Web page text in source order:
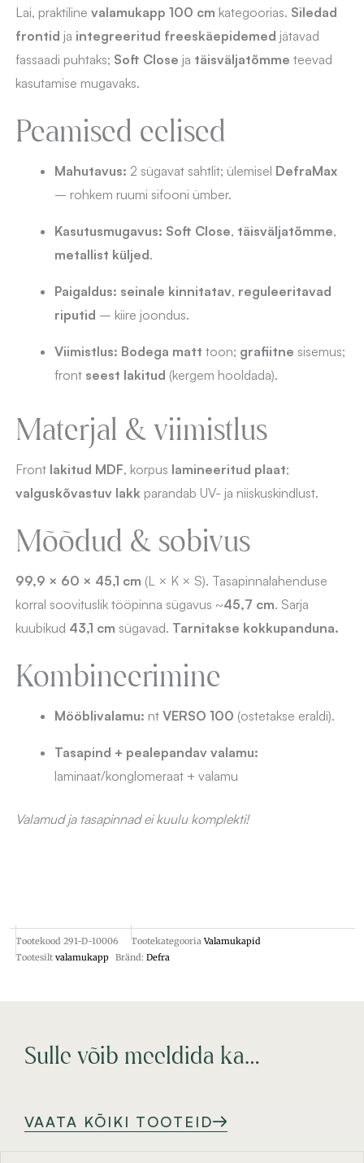
kinnitatav
(freesitud
käepidemetega)
kogus
Lai, praktiline valamukapp 100 cm kategoorias. Siledad
frontid ja integreeritud freeskäepidemed jätavad
fassaadi puhtaks; Soft Close ja täisväljatõmme teevad
kasutamise mugavaks.
Peamised eelised
Mahutavus: 2 sügavat sahtlit; ülemisel DefraMax
– rohkem ruumi sifooni ümber.
Kasutusmugavus: Soft Close, täisväljatõmme,
metallist küljed.
Paigaldus: seinale kinnitatav, reguleeritavad
riputid – kiire joondus.
Viimistlus: Bodega matt toon; grafiitne sisemus;
front seest lakitud (kergem hooldada).
Materjal & viimistlus
Front lakitud MDF, korpus lamineeritud plaat;
valguskõvastuv lakk parandab UV- ja niiskuskindlust.
Mõõdud & sobivus
99,9 × 60 × 45,1 cm (L × K × S). Tasapinnalahenduse
korral soovituslik tööpinna sügavus ~45,7 cm. Sarja
kuubikud 43,1 cm sügavad. Tarnitakse kokkupanduna.
Kombineerimine
Mööblivalamu: nt VERSO 100 (ostetakse eraldi).
Tasapind + pealepandav valamu:
laminaat/konglomeraat + valamu
Valamud ja tasapinnad ei kuulu komplekti!
Tootekood 291-D-10006 Tootekategooria Valamukapid
Tootesilt valamukapp Bränd: Defra
Sulle võib meeldida ka…
VAATA KÕIKI TOOTEID